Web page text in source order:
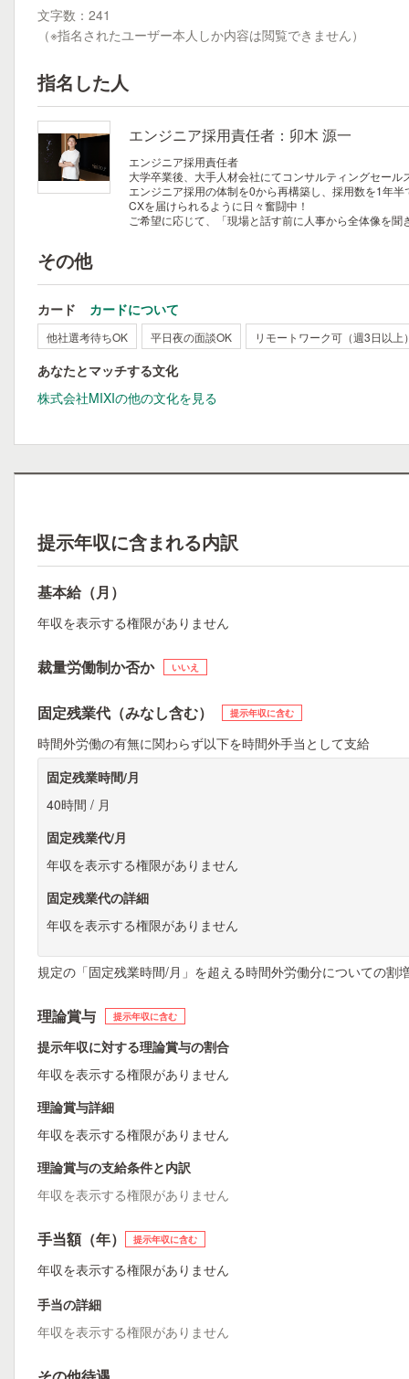
文字数：241
（※指名されたユーザー本人しか内容は閲覧できません）
指名した人
エンジニア採用責任者：卯木 源一
エンジニア採用責任者
大学卒業後、大手人材会社にてコンサルティングセー
エンジニア採用の体制を0から再構築し、採用数を1年
CXを届けられるように日々奮闘中！
ご希望に応じて、「現場と話す前に人事から全体像を
その他
カード カードについて
他社選考待ちOK 平日夜の面談OK リモートワーク可（週3日以上）
あなたとマッチする文化
株式会社MIXIの他の文化を見る
提示年収に含まれる内訳
基本給（月）
年収を表示する権限がありません
裁量労働制か否か いいえ
固定残業代（みなし含む） 提示年収に含む
時間外労働の有無に関わらず以下を時間外手当として支給
固定残業時間/月
40時間 / 月
固定残業代/月
年収を表示する権限がありません
固定残業代の詳細
年収を表示する権限がありません
規定の「固定残業時間/月」を超える時間外労働分についての割
理論賞与 提示年収に含む
提示年収に対する理論賞与の割合
年収を表示する権限がありません
理論賞与詳細
年収を表示する権限がありません
理論賞与の支給条件と内訳
年収を表示する権限がありません
手当額（年） 提示年収に含む
年収を表示する権限がありません
手当の詳細
年収を表示する権限がありません